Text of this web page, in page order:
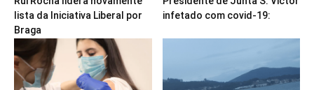
lista da Iniciativa Liberal por
Braga
infetado com covid-19: